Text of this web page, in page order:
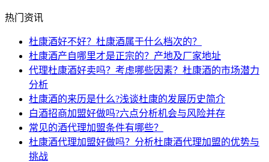
热门资讯
杜康酒好不好？杜康酒属于什么档次的？
杜康酒产自哪里才是正宗的？产地及厂家地址
代理杜康酒好卖吗？考虑哪些因素？杜康酒的市场潜力
分析
杜康酒的来历是什么?浅谈杜康的发展历史简介
白酒招商加盟好做吗?六点分析机会与风险并存
常见的酒代理加盟条件有哪些？
杜康酒代理加盟好做吗？分析杜康酒代理加盟的优势与
挑战